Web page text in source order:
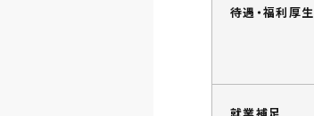
待遇・福利厚生